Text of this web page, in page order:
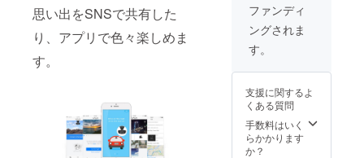
思い出をSNSで共有した
り、アプリで色々楽しめま
す。
ファンディ
ングされま
す。
支援に関するよ
くある質問
手数料はいく
らかかります
か？